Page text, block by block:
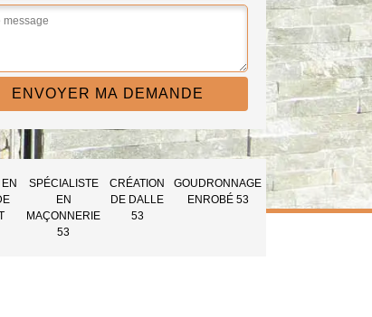
SPÉCIALISTE
EN
MAÇONNERIE
53
CRÉATION
DE DALLE
53
GOUDRONNAGE
ENROBÉ 53